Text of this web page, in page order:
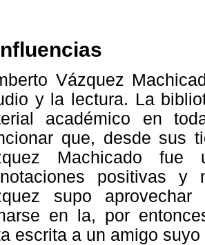
Vázquez
y la lectura. La
académico en
que, desde sus
Machicado fue
positivas y
supo
en la, por
escrita a un amigo